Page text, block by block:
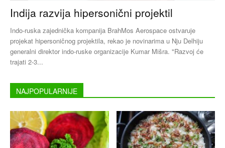
Indija razvija hipersonični projektil
Indo-ruska zajednička kompanija BrahMos Aerospace ostvaruje
projekat hipersoničnog projektila, rekao je novinarima u Nju Delhiju
generalni direktor indo-ruske organizacije Kumar Mišra. "Razvoj će
trajati 2-3...
NAJPOPULARNIJE